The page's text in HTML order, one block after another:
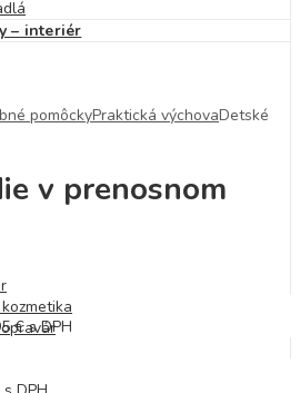
– interiér
pomôckyPraktická výchovaDetské
v prenosnom
€s DPH